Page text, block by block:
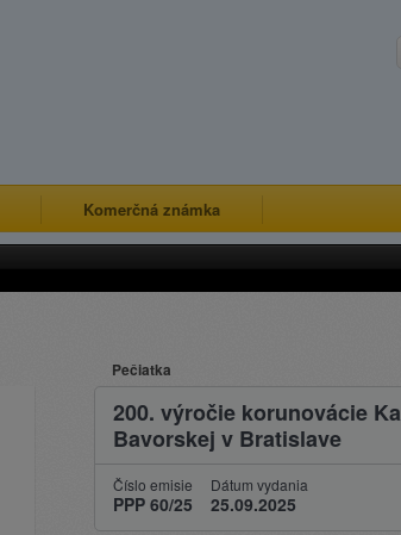
Komerčná známka
Pečiatka
200. výročie korunovácie
Bavorskej v Bratislave
Číslo emisie
PPP 60/25
Dátum vydania
25.09.2025